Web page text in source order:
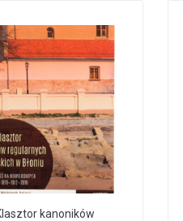
kanoników